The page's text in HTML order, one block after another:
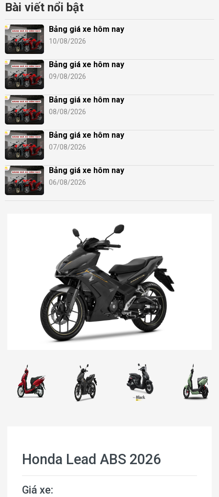
Bài viết nổi bật
Bảng giá xe hôm nay
10/08/2026
Bảng giá xe hôm nay
09/08/2026
Bảng giá xe hôm nay
08/08/2026
Bảng giá xe hôm nay
07/08/2026
Bảng giá xe hôm nay
06/08/2026
Previous
Honda Lead ABS 2026
Giá xe: